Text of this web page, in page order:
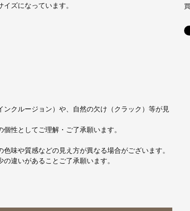
ズになっています。
クルージョン）や、自然の欠け（クラック）等が見
性としてご理解・ご了承願います。
味や質感などの見え方が異なる場合がございます。
違いがあることご了承願います。